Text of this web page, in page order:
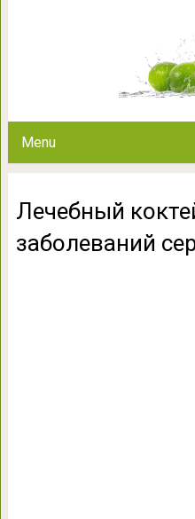
Menu
Лечебный
заболеваний